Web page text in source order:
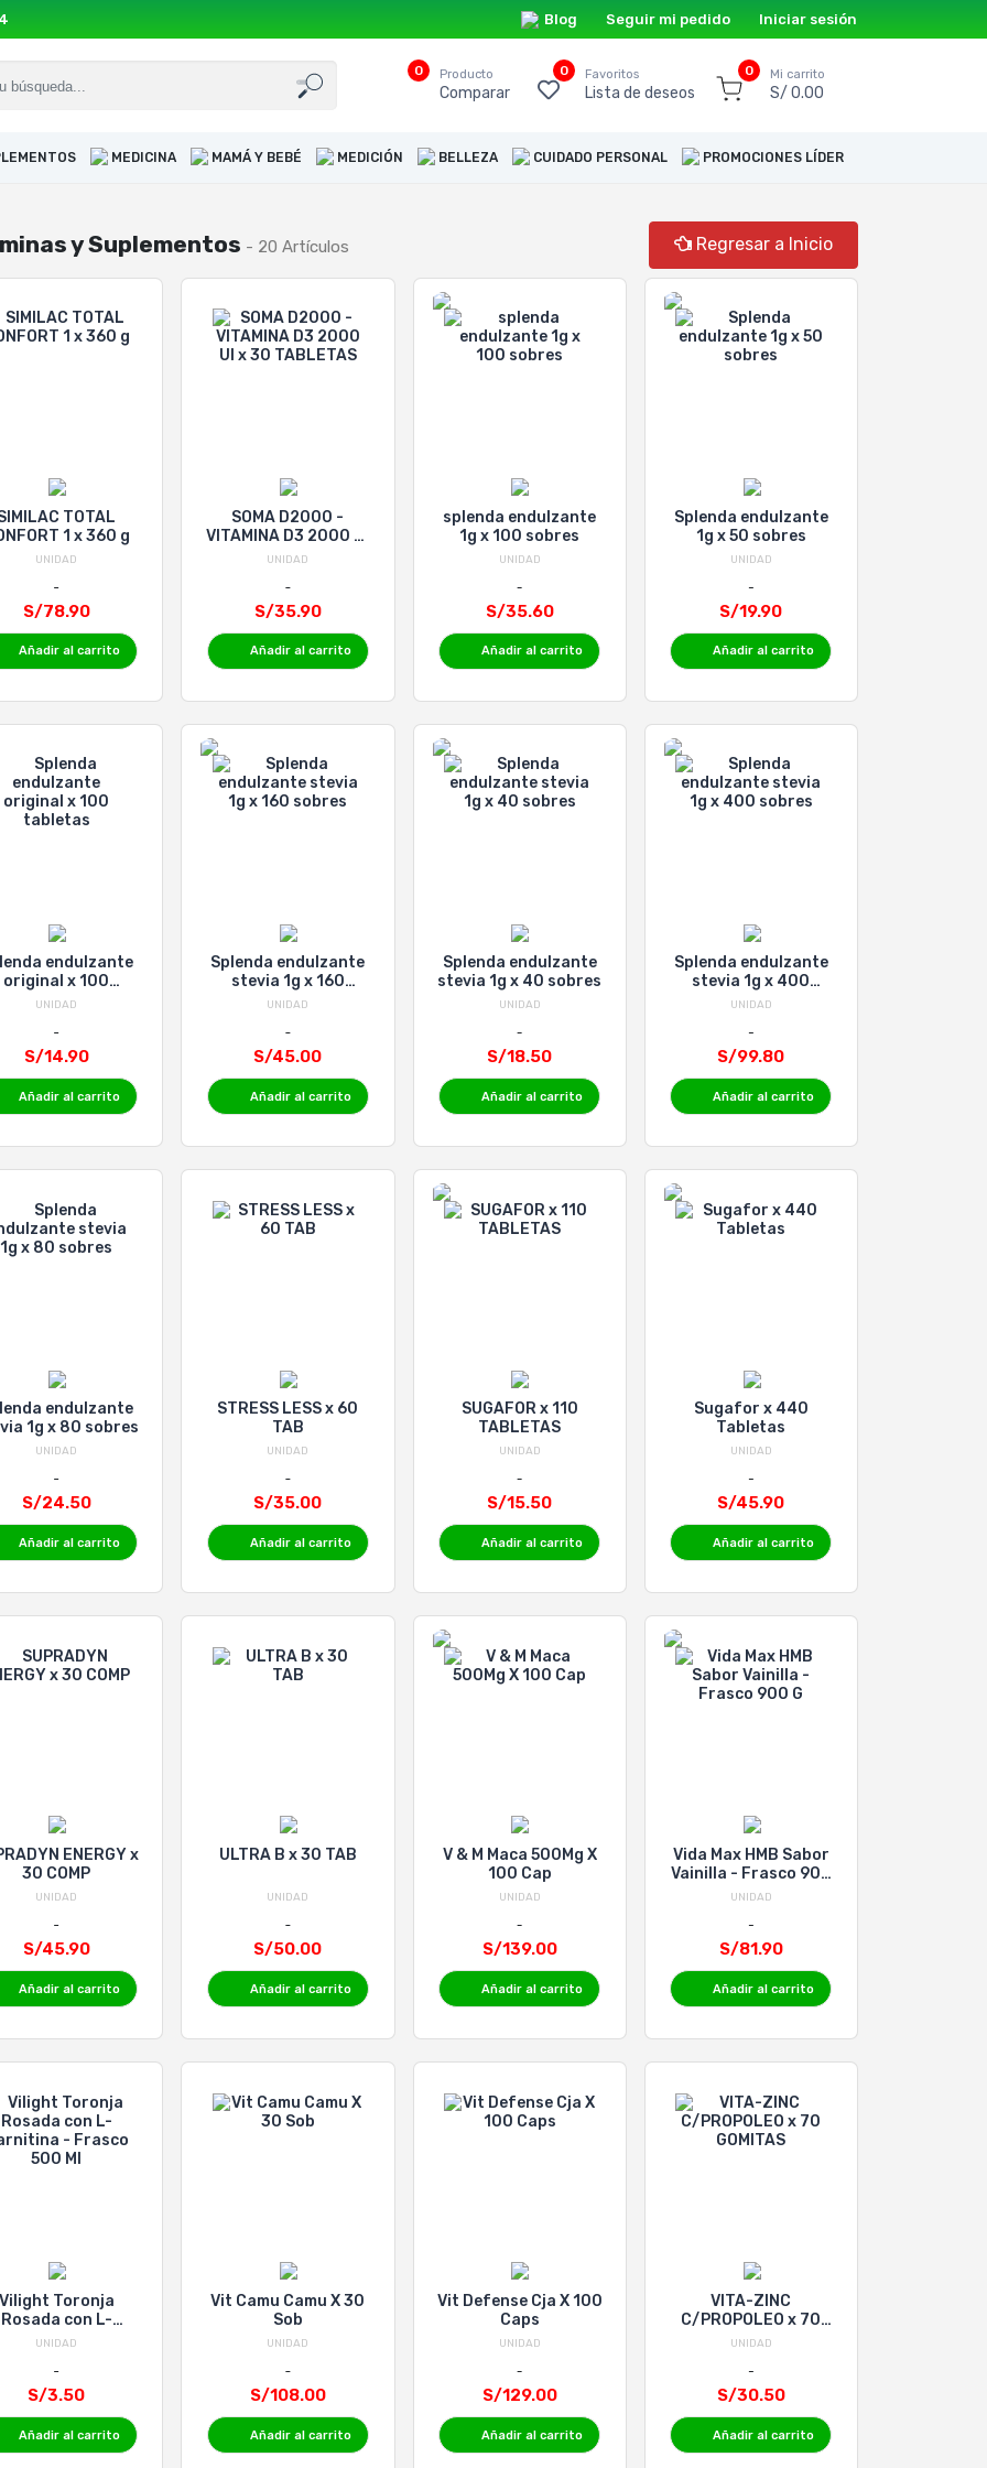
Blog Seguir mi pedido Iniciar sesión
0 Producto
Comparar
0 Favoritos
Lista de deseos
0 Mi carrito
S/ 0.00
MEDICINA MAMÁ Y BEBÉ MEDICIÓN BELLEZA CUIDADO PERSONAL PROMOCIONES LÍDER
y Suplementos - 20 Artículos Regresar a Inicio
TOTAL
1 x 360 g
UNIDAD
S/78.90
Añadir al carrito
SOMA D2000 -
VITAMINA D3 2000 UI
x 30 TABLETAS
UNIDAD
S/35.90
Añadir al carrito
splenda endulzante
1g x 100 sobres
UNIDAD
S/35.60
Añadir al carrito
Splenda endulzante
1g x 50 sobres
UNIDAD
S/19.90
Añadir al carrito
endulzante
original x 100
tabletas
UNIDAD
S/14.90
Añadir al carrito
Splenda endulzante
stevia 1g x 160
sobres
UNIDAD
S/45.00
Añadir al carrito
Splenda endulzante
stevia 1g x 40 sobres
UNIDAD
S/18.50
Añadir al carrito
Splenda endulzante
stevia 1g x 400
sobres
UNIDAD
S/99.80
Añadir al carrito
endulzante
1g x 80 sobres
UNIDAD
S/24.50
Añadir al carrito
STRESS LESS x 60
TAB
UNIDAD
S/35.00
Añadir al carrito
SUGAFOR x 110
TABLETAS
UNIDAD
S/15.50
Añadir al carrito
Sugafor x 440
Tabletas
UNIDAD
S/45.90
Añadir al carrito
ENERGY x
30 COMP
UNIDAD
S/45.90
Añadir al carrito
ULTRA B x 30 TAB
UNIDAD
S/50.00
Añadir al carrito
V & M Maca 500Mg X
100 Cap
UNIDAD
S/139.00
Añadir al carrito
Vida Max HMB Sabor
Vainilla - Frasco 900
G
UNIDAD
S/81.90
Añadir al carrito
Toronja
Rosada con L-
- Frasco
UNIDAD
S/3.50
Añadir al carrito
Vit Camu Camu X 30
Sob
UNIDAD
S/108.00
Añadir al carrito
Vit Defense Cja X 100
Caps
UNIDAD
S/129.00
Añadir al carrito
VITA-ZINC
C/PROPOLEO x 70
GOMITAS
UNIDAD
S/30.50
Añadir al carrito